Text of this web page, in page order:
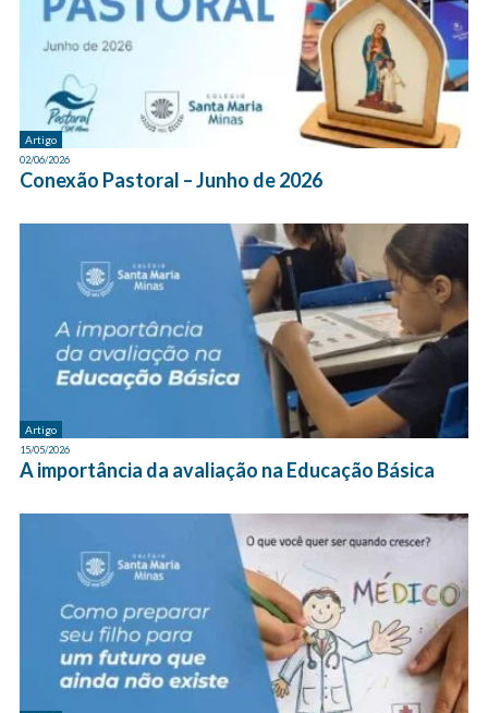
Artigo
02/06/2026
Conexão Pastoral – Junho de 2026
Artigo
15/05/2026
A importância da avaliação na Educação Básica